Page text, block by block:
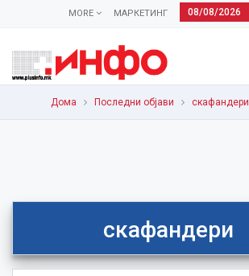
08/08/2026
МАРКЕТИНГ
MORE
Дома Последни објави скафандери
скафандери